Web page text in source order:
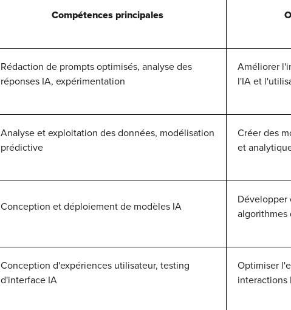
Compétences principales
Rédaction de prompts optimisés, analyse des
réponses IA, expérimentation
Améliorer
l'IA et
Analyse et exploitation des données, modélisation
prédictive
Créer des
et
Conception et déploiement de modèles IA
Développer
algorithmes
Conception d'expériences utilisateur, testing
d'interface IA
Optimiser
interactions